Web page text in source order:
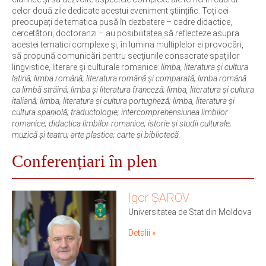
celor două zile dedicate acestui eveniment științific. Toți cei
preocupați de tematica pusă în dezbatere – cadre didactice,
cercetători, doctoranzi – au posibilitatea să reflecteze asupra
acestei tematici complexe şi, în lumina multiplelor ei provocări,
să propună comunicări pentru secţiunile consacrate spațiilor
lingvistice, literare și culturale romanice: limba, literatura și cultura
latină; limba română; literatura română și comparată; limba română
ca limbă străină; limba și literatura franceză; limba, literatura și cultura
italiană; limba, literatura și cultura portugheză; limba, literatura și
cultura spaniolă; traductologie; intercomprehensiunea limbilor
romanice; didactica limbilor romanice; istorie și studii culturale;
muzică și teatru; arte plastice; carte și bibliotecă.
Conferențiari în plen
Igor ȘAROV
Universitatea de Stat din Moldova
Detalii »